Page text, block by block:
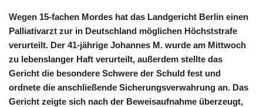
Wegen 15-fachen Mordes hat das Landgericht Berlin einen
Palliativarzt zur in Deutschland möglichen Höchststrafe
verurteilt. Der 41-jährige Johannes M. wurde am Mittwoch
zu lebenslanger Haft verurteilt, außerdem stellte das
Gericht die besondere Schwere der Schuld fest und
ordnete die anschließende Sicherungsverwahrung an. Das
Gericht zeigte sich nach der Beweisaufnahme überzeugt,